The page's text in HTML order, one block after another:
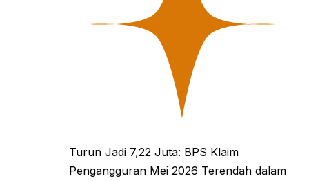
Turun Jadi 7,22 Juta: BPS Klaim
Pengangguran Mei 2026 Terendah dalam